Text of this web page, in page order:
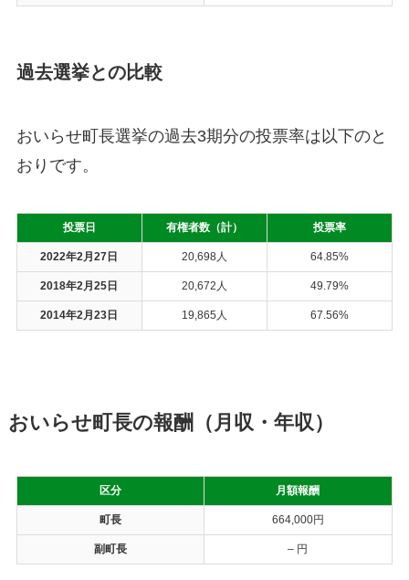
過去選挙との比較
おいらせ町長選挙の過去3期分の投票率は以下のと
おりです。
投票日 有権者数（計） 投票率
2022年2月27日 20,698人 64.85%
2018年2月25日 20,672人 49.79%
2014年2月23日 19,865人 67.56%
おいらせ町長の報酬（月収・年収）
区分 月額報酬
町長 664,000円
副町長 – 円